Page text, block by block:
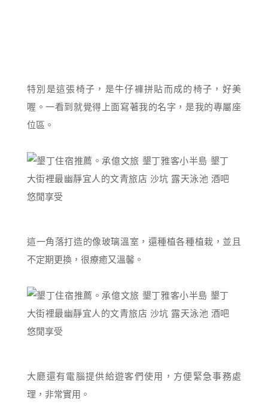
特別是這張椅子，是牛仔褲拼貼而成的椅子，好美
喔。一看到就覺得上面寫著我的名字，是我的專屬座
位區。
這一角落打造的像玻璃溫室，還種植各種植栽，並且
不定期更換，很療癒又溫馨。
大廳還有電腦提供給遊客們使用，方便緊急事務處
理，非常實用。